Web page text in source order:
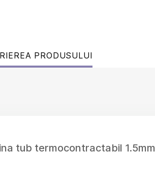
PRODUSULUI
tub termocontractabil 1.5mm